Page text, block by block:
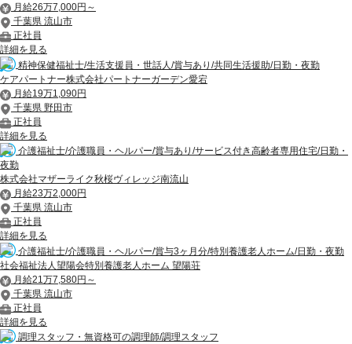
月給26万7,000円～
千葉県 流山市
正社員
詳細を見る
精神保健福祉士/生活支援員・世話人/賞与あり/共同生活援助/日勤・夜勤
ケアパートナー株式会社パートナーガーデン愛宕
月給19万1,090円
千葉県 野田市
正社員
詳細を見る
介護福祉士/介護職員・ヘルパー/賞与あり/サービス付き高齢者専用住宅/日勤・
夜勤
株式会社マザーライク秋桜ヴィレッジ南流山
月給23万2,000円
千葉県 流山市
正社員
詳細を見る
介護福祉士/介護職員・ヘルパー/賞与3ヶ月分/特別養護老人ホーム/日勤・夜勤
社会福祉法人望陽会特別養護老人ホーム 望陽荘
月給21万7,580円～
千葉県 流山市
正社員
詳細を見る
調理スタッフ・無資格可の調理師/調理スタッフ